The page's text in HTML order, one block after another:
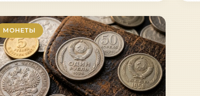
МОНЕТЫ